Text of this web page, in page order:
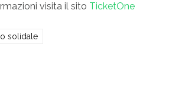
visita il sito TicketOne
solidale